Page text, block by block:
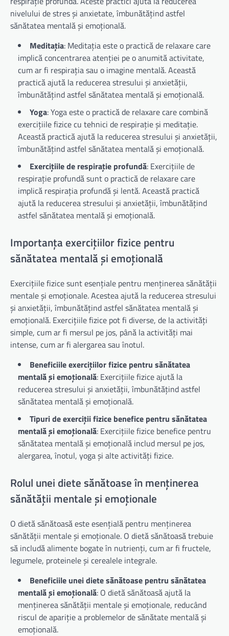
nivelului de stres și anxietate, îmbunătățind astfel
sănătatea mentală și emoțională.
Meditația: Meditația este o practică de relaxare care
implică concentrarea atenției pe o anumită activitate,
cum ar fi respirația sau o imagine mentală. Această
practică ajută la reducerea stresului și anxietății,
îmbunătățind astfel sănătatea mentală și emoțională.
Yoga: Yoga este o practică de relaxare care combină
exercițiile fizice cu tehnici de respirație și meditație.
Această practică ajută la reducerea stresului și anxietății,
îmbunătățind astfel sănătatea mentală și emoțională.
Exercițiile de respirație profundă: Exercițiile de
respirație profundă sunt o practică de relaxare care
implică respirația profundă și lentă. Această practică
ajută la reducerea stresului și anxietății, îmbunătățind
astfel sănătatea mentală și emoțională.
Importanța exercițiilor fizice pentru
sănătatea mentală și emoțională
Exercițiile fizice sunt esențiale pentru menținerea sănătății
mentale și emoționale. Acestea ajută la reducerea stresului
și anxietății, îmbunătățind astfel sănătatea mentală și
emoțională. Exercițiile fizice pot fi diverse, de la activități
simple, cum ar fi mersul pe jos, până la activități mai
intense, cum ar fi alergarea sau înotul.
Beneficiile exercițiilor fizice pentru sănătatea
mentală și emoțională: Exercițiile fizice ajută la
reducerea stresului și anxietății, îmbunătățind astfel
sănătatea mentală și emoțională.
Tipuri de exerciții fizice benefice pentru sănătatea
mentală și emoțională: Exercițiile fizice benefice pentru
sănătatea mentală și emoțională includ mersul pe jos,
alergarea, înotul, yoga și alte activități fizice.
Rolul unei diete sănătoase în menținerea
sănătății mentale și emoționale
O dietă sănătoasă este esențială pentru menținerea
sănătății mentale și emoționale. O dietă sănătoasă trebuie
să includă alimente bogate în nutrienți, cum ar fi fructele,
legumele, proteinele și cerealele integrale.
Beneficiile unei diete sănătoase pentru sănătatea
mentală și emoțională: O dietă sănătoasă ajută la
menținerea sănătății mentale și emoționale, reducând
riscul de apariție a problemelor de sănătate mentală și
emoțională.